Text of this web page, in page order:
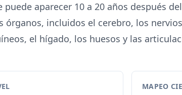
aparecer 10 a 20 años después
órganos, incluidos el cerebro, los
el hígado, los huesos y las
MAPEO